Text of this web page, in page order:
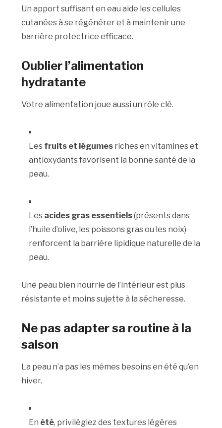
Un apport suffisant en eau aide les cellules
cutanées à se régénérer et à maintenir une
barrière protectrice efficace.
Oublier l’alimentation
hydratante
Votre alimentation joue aussi un rôle clé.
Les fruits et légumes riches en vitamines et
antioxydants favorisent la bonne santé de la
peau.
Les acides gras essentiels(présents dans
l’huile d’olive, les poissons gras ou les noix)
renforcent la barrière lipidique naturelle de la
peau.
Une peau bien nourrie de l’intérieur est plus
résistante et moins sujette à la sécheresse.
Ne pas adapter sa routine à la
saison
La peau n’a pas les mêmes besoins en été qu’en
hiver.
En été, privilégiez des textures légères